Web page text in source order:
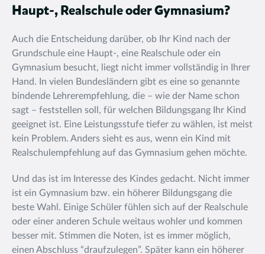
Haupt-, Realschule oder Gymnasium?
Auch die Entscheidung darüber, ob Ihr Kind nach der
Grundschule eine Haupt-, eine Realschule oder ein
Gymnasium besucht, liegt nicht immer vollständig in Ihrer
Hand. In vielen Bundesländern gibt es eine so genannte
bindende Lehrerempfehlung, die – wie der Name schon
sagt – feststellen soll, für welchen Bildungsgang Ihr Kind
geeignet ist. Eine Leistungsstufe tiefer zu wählen, ist meist
kein Problem. Anders sieht es aus, wenn ein Kind mit
Realschulempfehlung auf das Gymnasium gehen möchte.
Und das ist im Interesse des Kindes gedacht. Nicht immer
ist ein Gymnasium bzw. ein höherer Bildungsgang die
beste Wahl. Einige Schüler fühlen sich auf der Realschule
oder einer anderen Schule weitaus wohler und kommen
besser mit. Stimmen die Noten, ist es immer möglich,
einen Abschluss “draufzulegen”. Später kann ein höherer